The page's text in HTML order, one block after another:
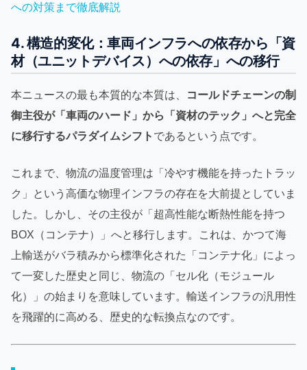
への対策まで徹底解説
4. 構造的変化：車両インフラへの依存から「資
材（ユニットデバイス）への依存」への移行
本ニュースの最も本質的な本質は、
コールドチェーンの制
御主役が「車両のハード」から「資材のテック」へと完全
に移行するパラダイムシフト であるという点です。
これまで、物流の温度管理は「冷やす機能を持ったトラッ
ク」という高価な物理インフラの存在を大前提としていま
した。しかし、その主役が「超高性能な断熱性能を持つ
BOX（コンテナ）」へと移行します。これは、かつて海
上輸送がバラ積みから標準化された「コンテナ化」によっ
て一変した歴史と同じ、物流の「セル化（モジュール
化）」の始まりを意味しています。輸送インフラの汎用性
を飛躍的に高める、歴史的な転換点なのです。